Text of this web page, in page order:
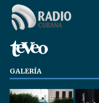
GALERÍA